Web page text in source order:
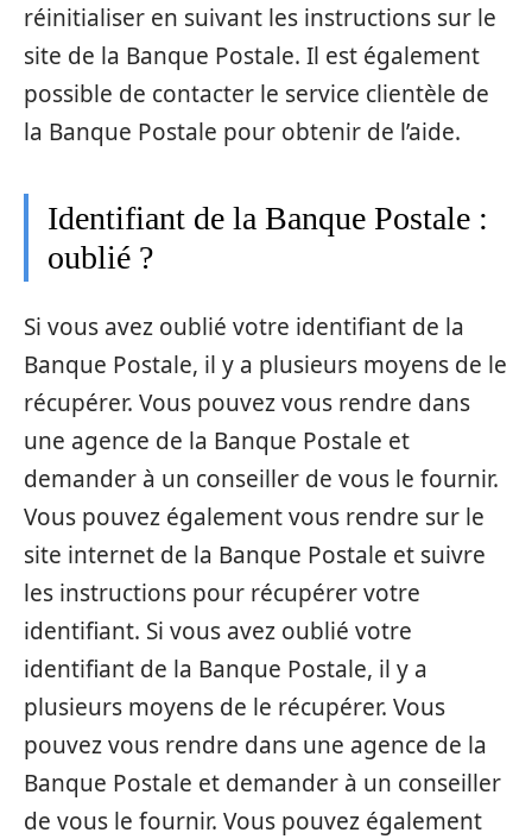
réinitialiser en suivant les instructions sur le
site de la Banque Postale. Il est également
possible de contacter le service clientèle de
la Banque Postale pour obtenir de l’aide.
Identifiant de la Banque Postale :
oublié ?
Si vous avez oublié votre identifiant de la
Banque Postale, il y a plusieurs moyens de le
récupérer. Vous pouvez vous rendre dans
une agence de la Banque Postale et
demander à un conseiller de vous le fournir.
Vous pouvez également vous rendre sur le
site internet de la Banque Postale et suivre
les instructions pour récupérer votre
identifiant. Si vous avez oublié votre
identifiant de la Banque Postale, il y a
plusieurs moyens de le récupérer. Vous
pouvez vous rendre dans une agence de la
Banque Postale et demander à un conseiller
de vous le fournir. Vous pouvez également